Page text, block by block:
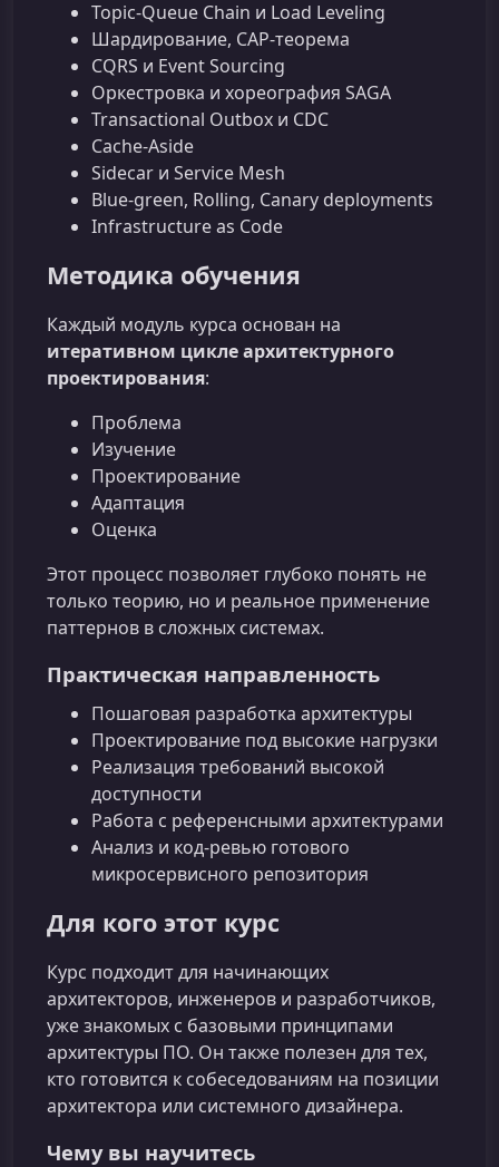
Topic-Queue Chain и Load Leveling
Шардирование, CAP-теорема
CQRS и Event Sourcing
Оркестровка и хореография SAGA
Transactional Outbox и CDC
Cache-Aside
Sidecar и Service Mesh
Blue-green, Rolling, Canary deployments
Infrastructure as Code
Методика обучения
Каждый модуль курса основан на
итеративном цикле архитектурного
проектирования:
Проблема
Изучение
Проектирование
Адаптация
Оценка
Этот процесс позволяет глубоко понять не
только теорию, но и реальное применение
паттернов в сложных системах.
Практическая направленность
Пошаговая разработка архитектуры
Проектирование под высокие нагрузки
Реализация требований высокой
доступности
Работа с референсными архитектурами
Анализ и код-ревью готового
микросервисного репозитория
Для кого этот курс
Курс подходит для начинающих
архитекторов, инженеров и разработчиков,
уже знакомых с базовыми принципами
архитектуры ПО. Он также полезен для тех,
кто готовится к собеседованиям на позиции
архитектора или системного дизайнера.
Чему вы научитесь